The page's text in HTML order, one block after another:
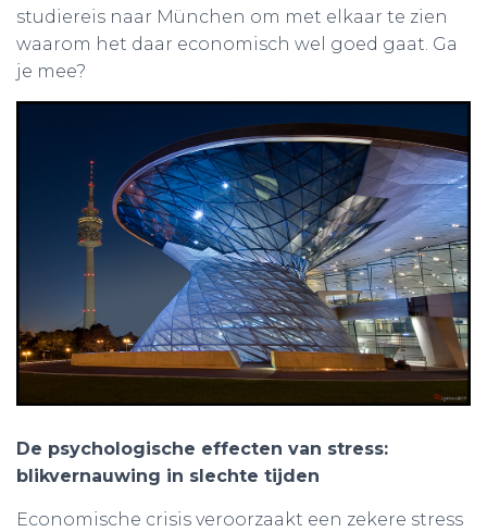
studiereis naar München om met elkaar te zien
waarom het daar economisch wel goed gaat. Ga
je mee?
De psychologische effecten van stress:
blikvernauwing in slechte tijden
Economische crisis veroorzaakt een zekere stress